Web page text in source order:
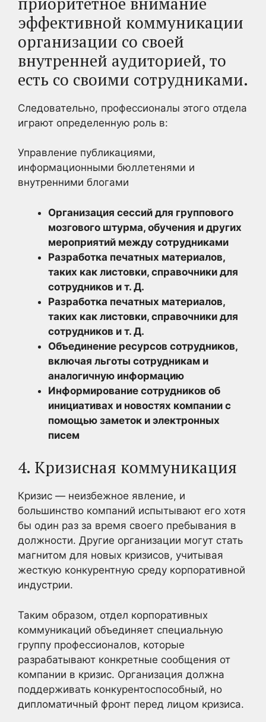
эффективной коммуникации
организации со своей
внутренней аудиторией, то
есть со своими сотрудниками.
Следовательно, профессионалы этого отдела
играют определенную роль в:
Управление публикациями,
информационными бюллетенями и
внутренними блогами
Организация сессий для группового
мозгового штурма, обучения и других
мероприятий между сотрудниками
Разработка печатных материалов,
таких как листовки, справочники для
сотрудников и т. Д.
Разработка печатных материалов,
таких как листовки, справочники для
сотрудников и т. Д.
Объединение ресурсов сотрудников,
включая льготы сотрудникам и
аналогичную информацию
Информирование сотрудников об
инициативах и новостях компании с
помощью заметок и электронных
писем
4. Кризисная коммуникация
Кризис — неизбежное явление, и
большинство компаний испытывают его хотя
бы один раз за время своего пребывания в
должности. Другие организации могут стать
магнитом для новых кризисов, учитывая
жесткую конкурентную среду корпоративной
индустрии.
Таким образом, отдел корпоративных
коммуникаций объединяет специальную
группу профессионалов, которые
разрабатывают конкретные сообщения от
компании в кризис. Организация должна
поддерживать конкурентоспособный, но
дипломатичный фронт перед лицом кризиса.